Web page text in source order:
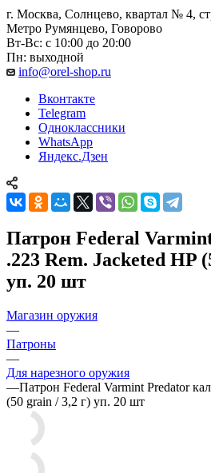
г. Москва, Солнцево, квартал № 4,
Метро Румянцево, Говорово
Вт-Вс: с 10:00 до 20:00
Пн: выходной
info@orel-shop.ru
Вконтакте
Telegram
Одноклассники
WhatsApp
Яндекс.Дзен
Патрон Federal
.223 Rem. Jacketed HP
уп. 20 шт
Магазин оружия
—
Патроны
—
Для нарезного оружия
—Патрон Federal Varmint Predator
(50 grain / 3,2 г) уп. 20 шт